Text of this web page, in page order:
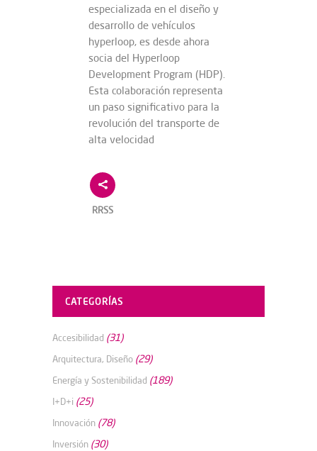
especializada en el diseño y
desarrollo de vehículos
hyperloop, es desde ahora
socia del Hyperloop
Development Program (HDP).
Esta colaboración representa
un paso significativo para la
revolución del transporte de
alta velocidad
RRSS
CATEGORÍAS
Accesibilidad (31)
Arquitectura, Diseño (29)
Energía y Sostenibilidad (189)
I+D+i (25)
Innovación (78)
Inversión (30)